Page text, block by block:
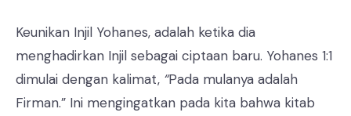
Keunikan Injil Yohanes, adalah ketika dia
menghadirkan Injil sebagai ciptaan baru. Yohanes 1:1
dimulai dengan kalimat, “Pada mulanya adalah
Firman.” Ini mengingatkan pada kita bahwa kitab